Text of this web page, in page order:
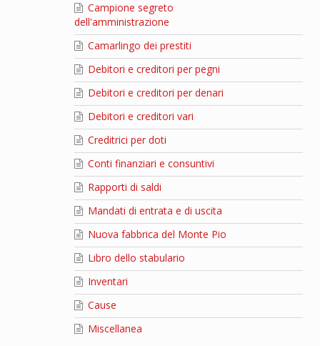
Campione segreto
dell'amministrazione
Camarlingo dei prestiti
Debitori e creditori per pegni
Debitori e creditori per denari
Debitori e creditori vari
Creditrici per doti
Conti finanziari e consuntivi
Rapporti di saldi
Mandati di entrata e di uscita
Nuova fabbrica del Monte Pio
Libro dello stabulario
Inventari
Cause
Miscellanea